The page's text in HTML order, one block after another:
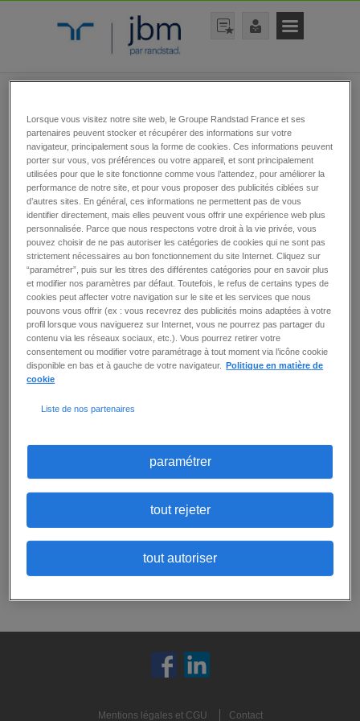
Toutes nos offres
d’emplois
à tous vos critères.
créer une alerte email
à ces critères, ouenvoyer votre candidature
candidature spontanée
créer une alerte
rechercher une offre
rechercher
Mentions légales et CGU Contact
Lorsque vous visitez notre site web, le Groupe Randstad France et ses
partenaires peuvent stocker et récupérer des informations sur votre
navigateur, principalement sous la forme de cookies. Ces informations peuvent
porter sur vous, vos préférences ou votre appareil, et sont principalement
utilisées pour que le site fonctionne comme vous l’attendez, pour améliorer la
performance de notre site, et pour vous proposer des publicités ciblées sur
d’autres sites. En général, ces informations ne permettent pas de vous
identifier directement, mais elles peuvent vous offrir une expérience web plus
personnalisée. Parce que nous respectons votre droit à la vie privée, vous
pouvez choisir de ne pas autoriser les catégories de cookies qui ne sont pas
strictement nécessaires au bon fonctionnement du site Internet. Cliquez sur
“paramétrer”, puis sur les titres des différentes catégories pour en savoir plus
et modifier nos paramètres par défaut. Toutefois, le refus de certains types de
cookies peut affecter votre navigation sur le site et les services que nous
pouvons vous offrir (ex : vous recevrez des publicités moins adaptées à votre
profil lorsque vous naviguerez sur Internet, vous ne pourrez pas partager du
contenu via les réseaux sociaux, etc.). Vous pourrez retirer votre
consentement ou modifier votre paramétrage à tout moment via l’icône cookie
disponible en bas et à gauche de votre navigateur.
Politique en matière de
cookie
Liste de nos partenaires
paramétrer
tout rejeter
tout autoriser